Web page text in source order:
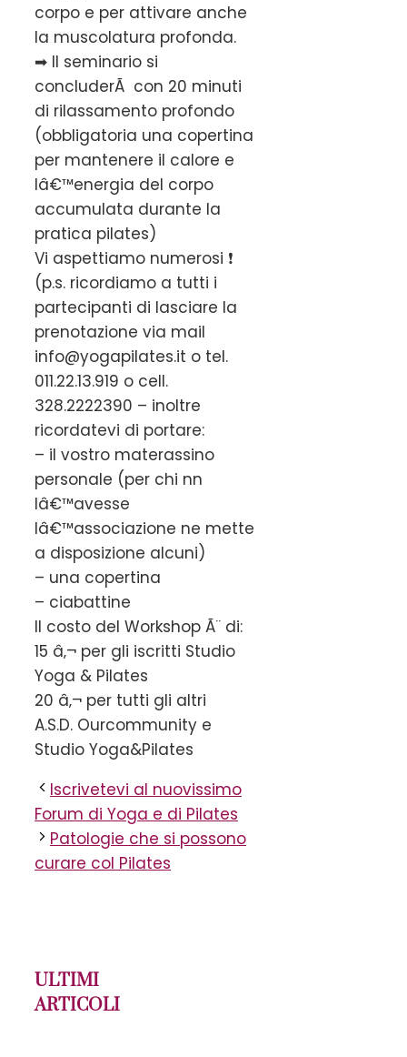
corpo e per attivare anche
la muscolatura profonda.
➡ Il seminario si
concluderÃ con 20 minuti
di rilassamento profondo
(obbligatoria una copertina
per mantenere il calore e
lâ€™energia del corpo
accumulata durante la
pratica pilates)
Vi aspettiamo numerosi ❗
(p.s. ricordiamo a tutti i
partecipanti di lasciare la
prenotazione via mail
info@yogapilates.it o tel.
011.22.13.919 o cell.
328.2222390 – inoltre
ricordatevi di portare:
– il vostro materassino
personale (per chi nn
lâ€™avesse
lâ€™associazione ne mette
a disposizione alcuni)
– una copertina
– ciabattine
Il costo del Workshop Ã¨ di:
15 â‚¬ per gli iscritti Studio
Yoga & Pilates
20 â‚¬ per tutti gli altri
A.S.D. Ourcommunity e
Studio Yoga&Pilates
Iscrivetevi al nuovissimo
Forum di Yoga e di Pilates
Patologie che si possono
curare col Pilates
ULTIMI
ARTICOLI